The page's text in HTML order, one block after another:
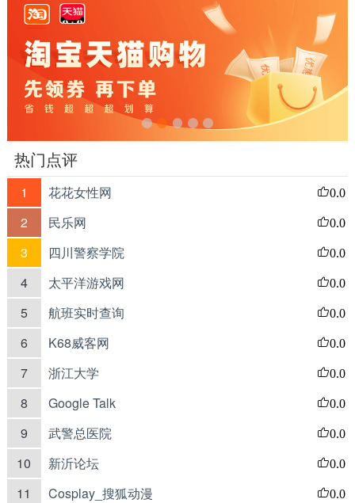
热门点评
1 花花女性网 0.0
2 民乐网 0.0
3 四川警察学院 0.0
4 太平洋游戏网 0.0
5 航班实时查询 0.0
6 K68威客网 0.0
7 浙江大学 0.0
8 Google Talk 0.0
9 武警总医院 0.0
10 新沂论坛 0.0
11 Cosplay_搜狐动漫 0.0